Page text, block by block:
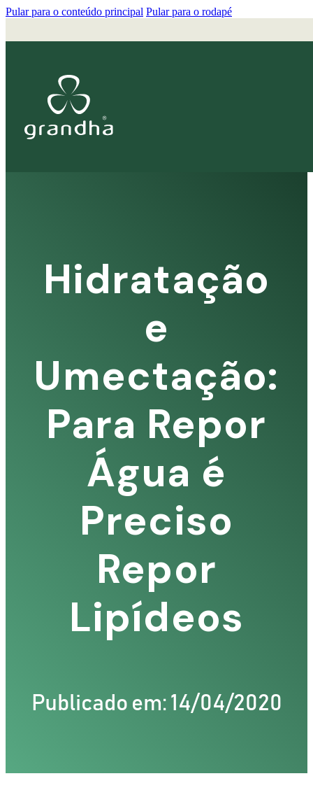
Pular para o conteúdo principal Pular para o rodapé
Hidratação
e
Umectação:
Para Repor
Água é
Preciso
Repor
Lipídeos
Publicado em: 14/04/2020